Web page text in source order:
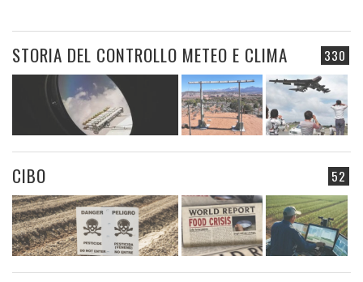
330
STORIA DEL CONTROLLO METEO E CLIMA
52
CIBO